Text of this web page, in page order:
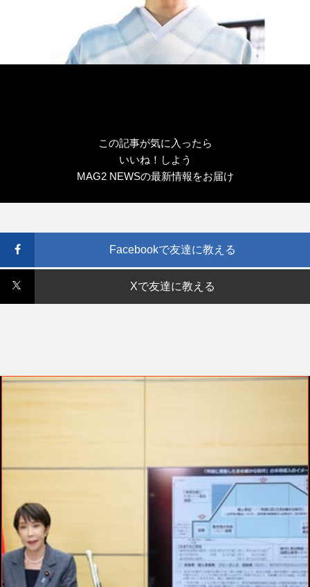
この記事が気に入ったら
いいね！しよう
MAG2 NEWSの最新情報をお届け
Facebookで友達に教える
Xで友達に教える